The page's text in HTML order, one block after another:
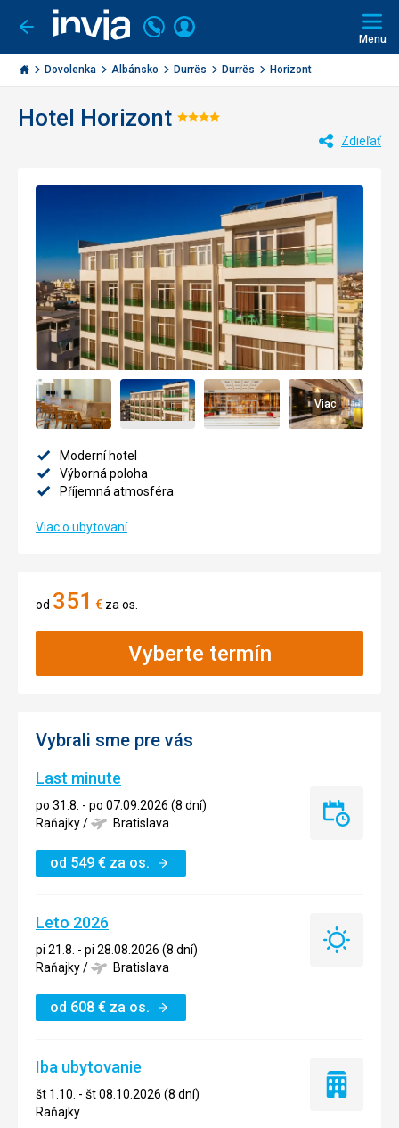
Ísť
späť
Invia.sk
Volajte
+421
2
3221
Prihlásiť
Menu
Dovolenka Albánsko Durrës Durrës Horizont
Hotel Horizont Hodnotenie:
Zdieľať
Viac
Moderní hotel
Výborná poloha
Příjemná atmosféra
Viac o ubytovaní
od 351 € za os.
Vyberte termín
Vybrali sme pre vás
Last minute
po 31.8. - po 07.09.2026 (8 dní)
Raňajky/ Bratislava
od 549 € za os.
Last
Leto 2026
pi 21.8. - pi 28.08.2026 (8 dní)
Raňajky/ Bratislava
od 608 € za os.
Leto
Iba ubytovanie
št 1.10. - št 08.10.2026 (8 dní)
Raňajky
Iba